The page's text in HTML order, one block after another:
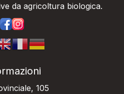
da agricoltura biologica.
105